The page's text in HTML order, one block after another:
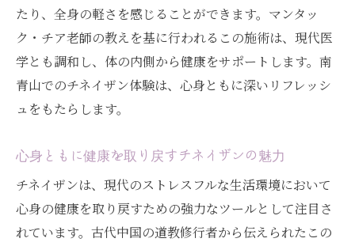
たり、全身の軽さを感じることができます。マンタッ
ク・チア老師の教えを基に行われるこの施術は、現代医
学とも調和し、体の内側から健康をサポートします。南
青山でのチネイザン体験は、心身ともに深いリフレッシ
ュをもたらします。
心身ともに健康を取り戻すチネイザンの魅力
チネイザンは、現代のストレスフルな生活環境において
心身の健康を取り戻すための強力なツールとして注目さ
れています。古代中国の道教修行者から伝えられたこの